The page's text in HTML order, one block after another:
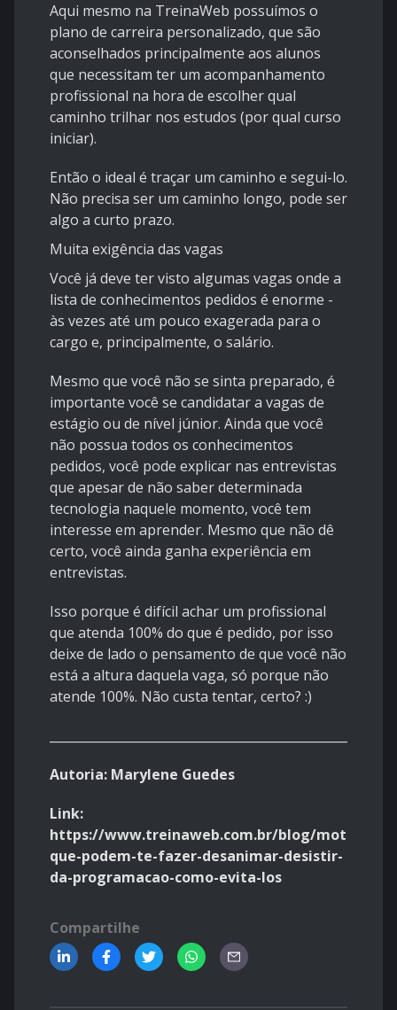
Aqui mesmo na TreinaWeb possuímos o
plano de carreira personalizado, que são
aconselhados principalmente aos alunos
que necessitam ter um acompanhamento
profissional na hora de escolher qual
caminho trilhar nos estudos (por qual curso
iniciar).
Então o ideal é traçar um caminho e segui-lo.
Não precisa ser um caminho longo, pode ser
algo a curto prazo.
Muita exigência das vagas
Você já deve ter visto algumas vagas onde a
lista de conhecimentos pedidos é enorme -
às vezes até um pouco exagerada para o
cargo e, principalmente, o salário.
Mesmo que você não se sinta preparado, é
importante você se candidatar a vagas de
estágio ou de nível júnior. Ainda que você
não possua todos os conhecimentos
pedidos, você pode explicar nas entrevistas
que apesar de não saber determinada
tecnologia naquele momento, você tem
interesse em aprender. Mesmo que não dê
certo, você ainda ganha experiência em
entrevistas.
Isso porque é difícil achar um profissional
que atenda 100% do que é pedido, por isso
deixe de lado o pensamento de que você não
está a altura daquela vaga, só porque não
atende 100%. Não custa tentar, certo? :)
Autoria: Marylene Guedes
Link:
https://www.treinaweb.com.br/blog/motivos-
que-podem-te-fazer-desanimar-desistir-
da-programacao-como-evita-los
Compartilhe